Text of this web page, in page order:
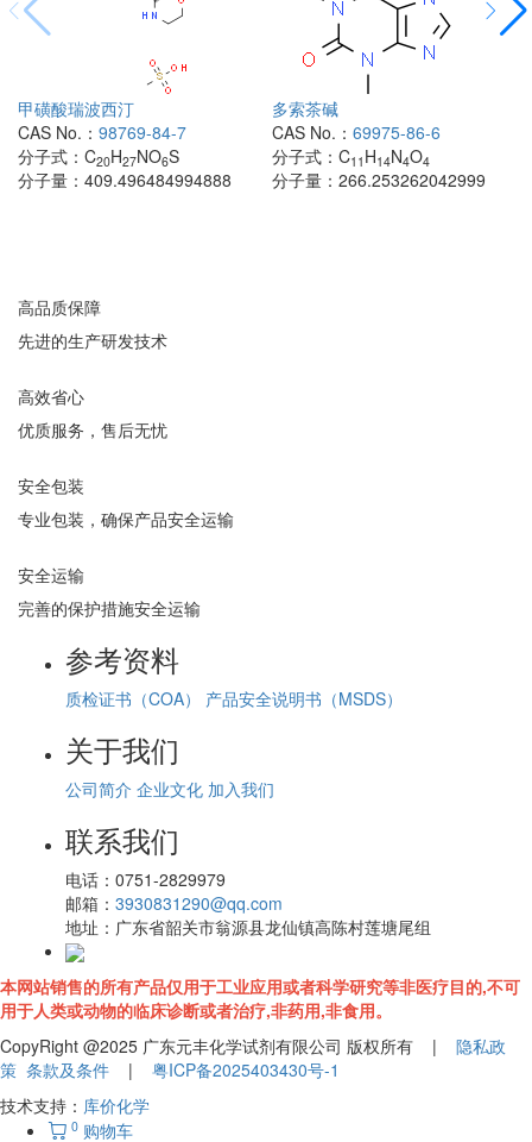
甲磺酸瑞波西汀
CAS No.： 98769-84-7
分子式： C20H27NO6S
分子量： 409.496484994888
多索茶碱
CAS No.： 69975-86-6
分子式： C11 H14N4O4
分子量： 266.253262042999
高品质保障
先进的生产研发技术
高效省心
优质服务，售后无忧
安全包装
专业包装，确保产品安全运输
安全运输
完善的保护措施安全运输
参考资料
质检证书（COA） 产品安全说明书（MSDS）
关于我们
公司简介 企业文化 加入我们
联系我们
电话： 0751-2829979
邮箱： 3930831290@qq.com
地址： 广东省韶关市翁源县龙仙镇高陈村莲塘尾组
本网站销售的所有产品仅用于工业应用或者科学研究等非医疗目的,不可
用于人类或动物的临床诊断或者治疗,非药用,非食用。
CopyRight @2025 广东元丰化学试剂有限公司 版权所有 | 隐私政
策 条款及条件 | 粤ICP备2025403430号-1
技术支持： 库价化学
0 购物车